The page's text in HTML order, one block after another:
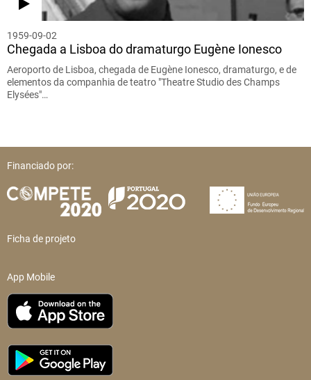
1959-09-02
Chegada a Lisboa do dramaturgo Eugène Ionesco
Aeroporto de Lisboa, chegada de Eugène Ionesco, dramaturgo, e de
elementos da companhia de teatro "Theatre Studio des Champs
Elysées"…
Financiado por:
Ficha de projeto
App Mobile